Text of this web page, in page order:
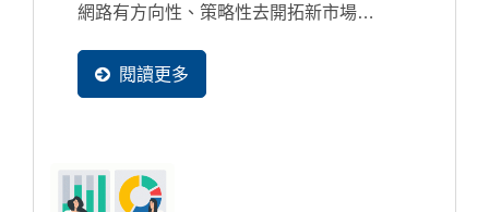
網路有方向性、策略性去開拓新市場及
正，以確保客戶可以達到預期網路行銷
的效益。
閱讀更多